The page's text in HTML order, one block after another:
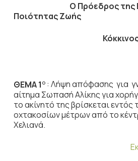
Ο Πρόεδροςτης
Ποιότητας Ζωής
Κόκκινος
ΘΕΜΑ 1 Ο: Λήψη απόφασης για
αίτημα Σωπασή Αλίκης για
το ακίνητό της βρίσκεται
οχτακοσίων μέτρων από το
Χελιανά.